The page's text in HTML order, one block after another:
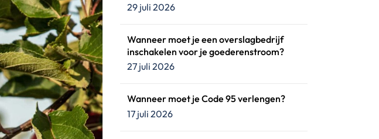
29 juli 2026
Wanneer moet je een overslagbedrijf
inschakelen voor je goederenstroom?
27 juli 2026
Wanneer moet je Code 95 verlengen?
17 juli 2026